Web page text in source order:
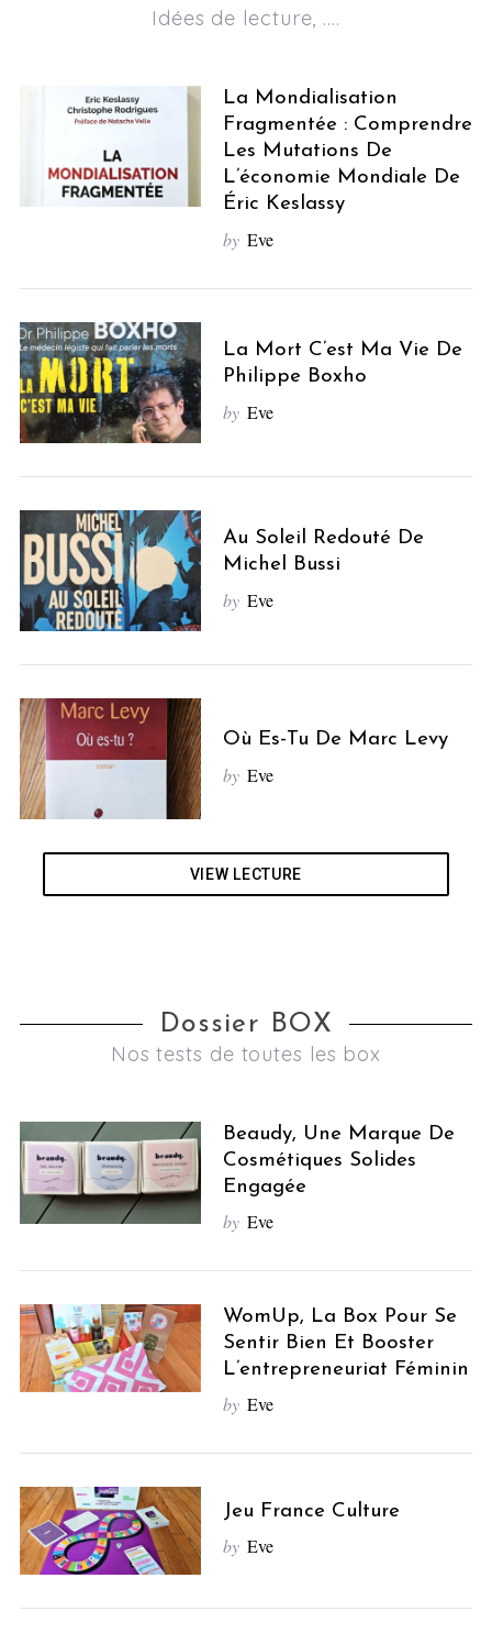
Idées de lecture, ....
La Mondialisation
Fragmentée : Comprendre
Les Mutations De
L’économie Mondiale De
Éric Keslassy
by Eve
La Mort C’est Ma Vie De
Philippe Boxho
by Eve
Au Soleil Redouté De
Michel Bussi
by Eve
Où Es-Tu De Marc Levy
by Eve
VIEW LECTURE
Dossier BOX
Nos tests de toutes les box
Beaudy, Une Marque De
Cosmétiques Solides
Engagée
by Eve
WomUp, La Box Pour Se
Sentir Bien Et Booster
L’entrepreneuriat Féminin
by Eve
Jeu France Culture
by Eve